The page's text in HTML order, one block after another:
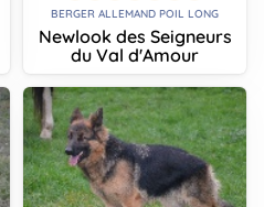
BERGER ALLEMAND POIL LONG
Newlook des Seigneurs
du Val d'Amour